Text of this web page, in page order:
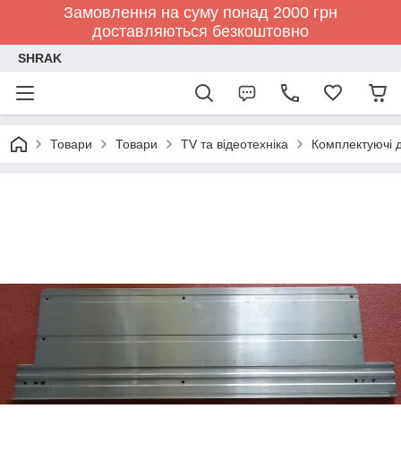
Замовлення на суму понад 2000 грн
доставляються безкоштовно
SHRAK
Товари Товари TV та відеотехніка Комплектуючі